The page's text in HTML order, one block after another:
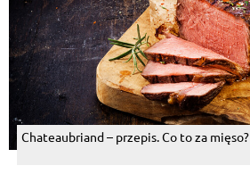
Chateaubriand – przepis. Co to za mięso?